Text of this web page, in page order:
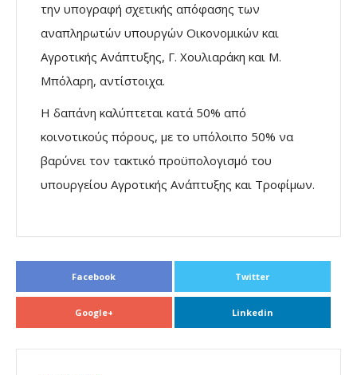
την υπογραφή σχετικής απόφασης των
αναπληρωτών υπουργών Οικονομικών και
Αγροτικής Ανάπτυξης, Γ. Χουλιαράκη και Μ.
Μπόλαρη, αντίστοιχα.
Η δαπάνη καλύπτεται κατά 50% από
κοινοτικούς πόρους, με το υπόλοιπο 50% να
βαρύνει τον τακτικό προϋπολογισμό του
υπουργείου Αγροτικής Ανάπτυξης και Τροφίμων.
Facebook Twitter
Google+ Linkedin